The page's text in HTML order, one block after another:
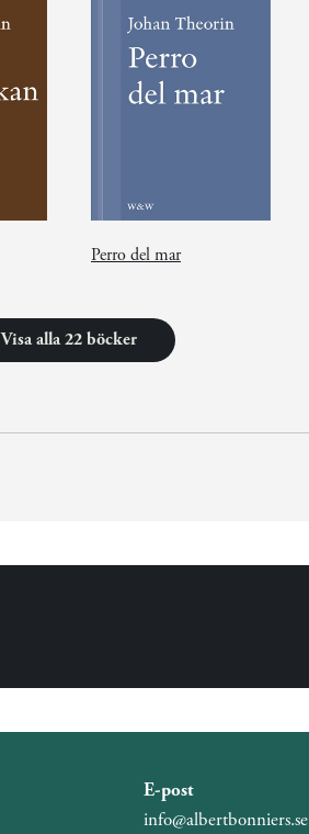
Perro del mar
Visa alla 22 böcker
E-post
info@albertbonniers.se